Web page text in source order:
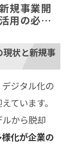
規事業開
用の必要
現状と新規事
ジタル化の
ています。
から脱却
化が企業の